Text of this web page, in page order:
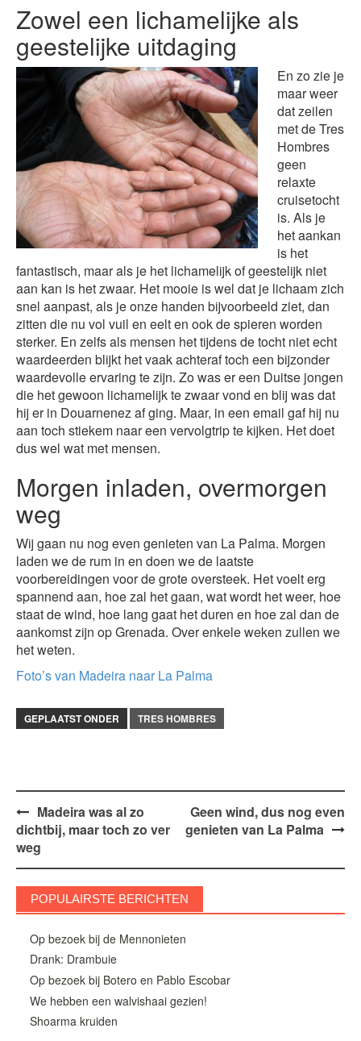
Zowel een lichamelijke als
geestelijke uitdaging
En zo zie je
maar weer
dat zeilen
met de Tres
Hombres
geen
relaxte
cruisetocht
is. Als je
het aankan
is het
fantastisch, maar als je het lichamelijk of geestelijk niet
aan kan is het zwaar. Het mooie is wel dat je lichaam zich
snel aanpast, als je onze handen bijvoorbeeld ziet, dan
zitten die nu vol vuil en eelt en ook de spieren worden
sterker. En zelfs als mensen het tijdens de tocht niet echt
waardeerden blijkt het vaak achteraf toch een bijzonder
waardevolle ervaring te zijn. Zo was er een Duitse jongen
die het gewoon lichamelijk te zwaar vond en blij was dat
hij er in Douarnenez af ging. Maar, in een email gaf hij nu
aan toch stiekem naar een vervolgtrip te kijken. Het doet
dus wel wat met mensen.
Morgen inladen, overmorgen
weg
Wij gaan nu nog even genieten van La Palma. Morgen
laden we de rum in en doen we de laatste
voorbereidingen voor de grote oversteek. Het voelt erg
spannend aan, hoe zal het gaan, wat wordt het weer, hoe
staat de wind, hoe lang gaat het duren en hoe zal dan de
aankomst zijn op Grenada. Over enkele weken zullen we
het weten.
Foto’s van Madeira naar La Palma
GEPLAATST ONDER TRES HOMBRES
Bericht
navigatie
Madeira was al zo
dichtbij, maar toch zo ver
weg
Geen wind, dus nog even
genieten van La Palma
POPULAIRSTE BERICHTEN
Op bezoek bij de Mennonieten
Drank: Drambuie
Op bezoek bij Botero en Pablo Escobar
We hebben een walvishaai gezien!
Shoarma kruiden